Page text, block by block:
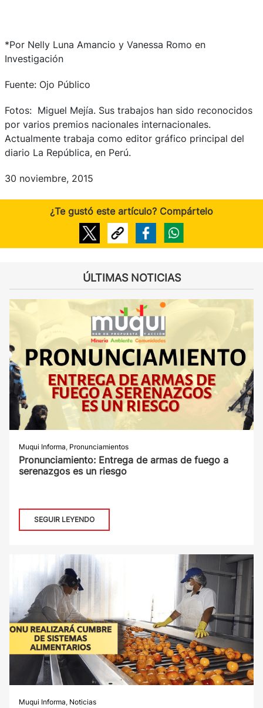
*Por Nelly Luna Amancio y Vanessa Romo en
Investigación
Fuente: Ojo Público
Fotos: Miguel Mejía. Sus trabajos han sido reconocidos
por varios premios nacionales internacionales.
Actualmente trabaja como editor gráfico principal del
diario La República, en Perú.
30 noviembre, 2015
¿Te gustó este artículo? Compártelo
ÚLTIMAS NOTICIAS
Muqui Informa, Pronunciamientos
Pronunciamiento: Entrega de armas de fuego a
serenazgos es un riesgo
SEGUIR LEYENDO
Muqui Informa, Noticias